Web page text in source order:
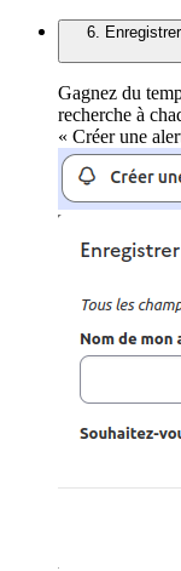
6.
Gagnez du
recherche à
« Créer une